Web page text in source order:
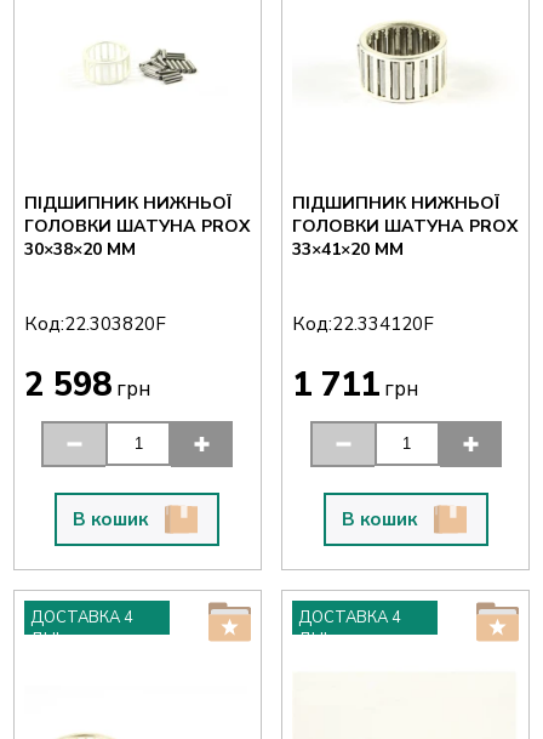
ПІДШИПНИК НИЖНЬОЇ
ГОЛОВКИ ШАТУНА PROX
30×38×20 ММ
Код:22.303820F
2 598грн
В кошик
ПІДШИПНИК НИЖНЬОЇ
ГОЛОВКИ ШАТУНА PROX
33×41×20 ММ
Код:22.334120F
1 711 грн
В кошик
ДОСТАВКА 4
ДНІ
ДОСТАВКА 4
ДНІ